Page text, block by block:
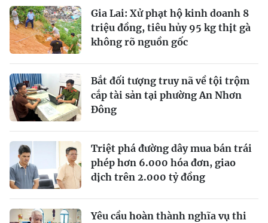
Gia Lai: Xử phạt hộ kinh doanh 8
triệu đồng, tiêu hủy 95 kg thịt gà
không rõ nguồn gốc
Bắt đối tượng truy nã về tội trộm
cắp tài sản tại phường An Nhơn
Đông
Triệt phá đường dây mua bán trái
phép hơn 6.000 hóa đơn, giao
dịch trên 2.000 tỷ đồng
Yêu cầu hoàn thành nghĩa vụ thi